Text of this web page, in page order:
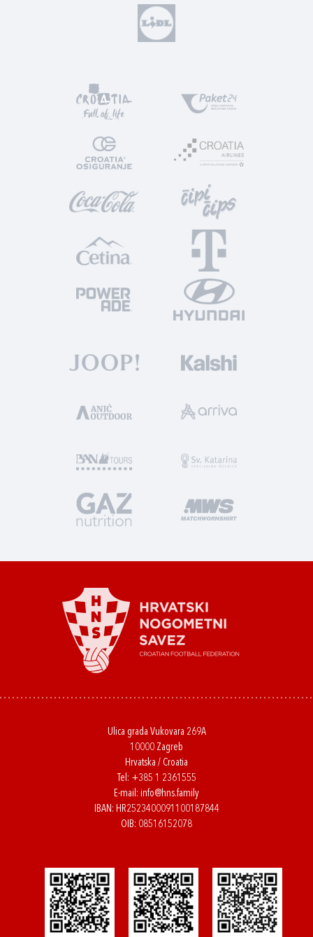
Ulica grada Vukovara 269A
10000 Zagreb
Hrvatska / Croatia
Tel: +385 1 2361555
E-mail: info@hns.family
IBAN: HR2523400091100187844
OIB: 08516152078